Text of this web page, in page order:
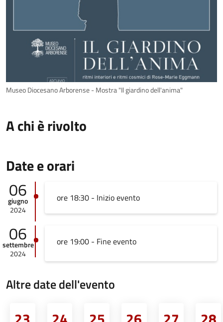
Museo Diocesano Arborense - Mostra "Il giardino dell'anima"
A chi è rivolto
Date e orari
06
giugno
2024
ore 18:30 - Inizio evento
06
settembre
2024
ore 19:00 - Fine evento
Altre date dell'evento